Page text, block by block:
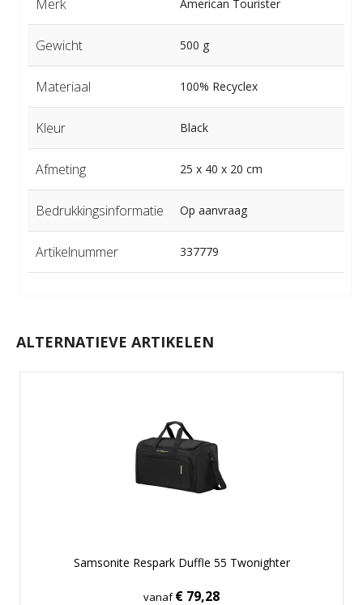
Merk American Tourister
Gewicht 500 g
Materiaal 100% Recyclex
Kleur Black
Afmeting 25 x 40 x 20 cm
Bedrukkingsinformatie Op aanvraag
Artikelnummer 337779
ALTERNATIEVE ARTIKELEN
Samsonite Respark Duffle 55 Twonighter
vanaf€ 79,28